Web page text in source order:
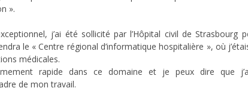
».
j’ai été sollicité par l’Hôpital civil de Strasbourg
le « Centre régional d’informatique hospitalière », où
médicales.
rapide dans ce domaine et je peux dire que
de mon travail.